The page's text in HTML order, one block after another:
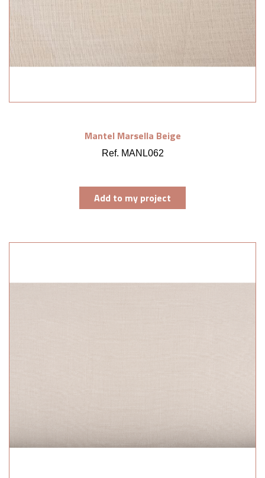
Mantel Marsella Beige
Ref. MANL062
Add to my project